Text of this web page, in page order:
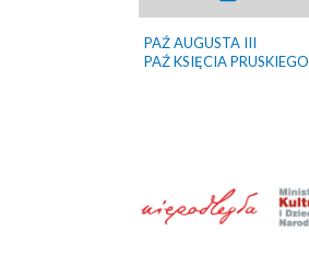
PAŹ AUGUSTA III
PAŹ KSIĘCIA PRUSKIEGO